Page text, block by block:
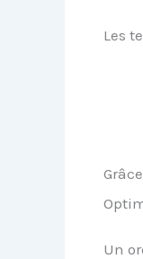
Les
Un